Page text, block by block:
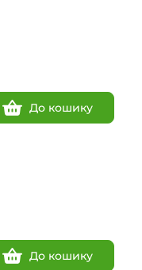
До кошику
До кошику